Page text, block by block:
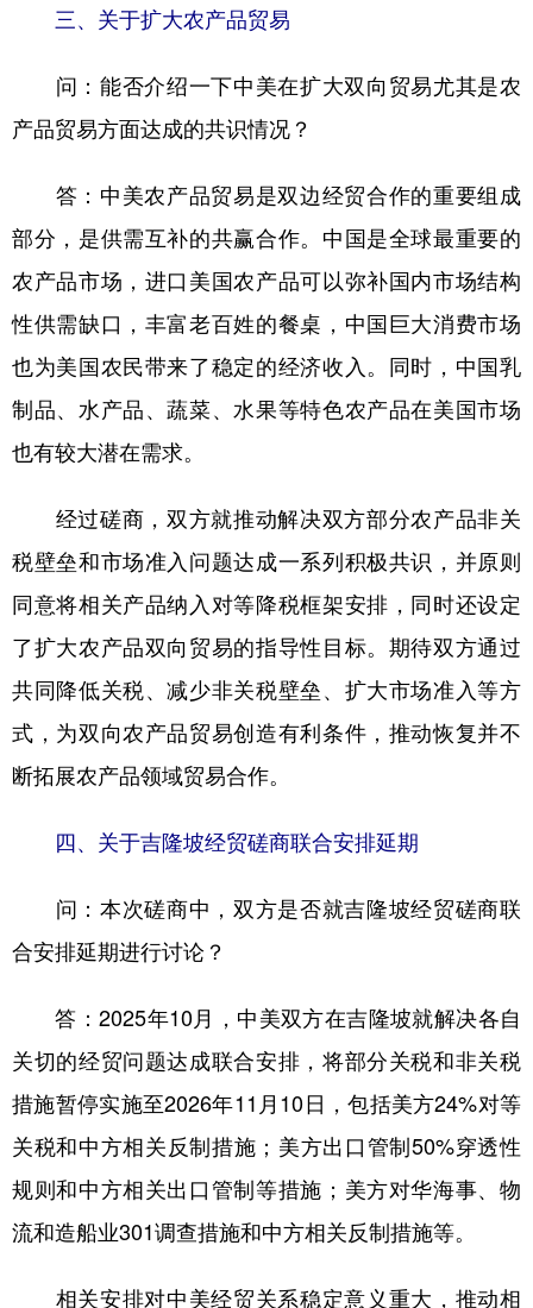
三、关于扩大农产品贸易
问：能否介绍一下中美在扩大双向贸易尤其是农
产品贸易方面达成的共识情况？
答：中美农产品贸易是双边经贸合作的重要组成
部分，是供需互补的共赢合作。中国是全球最重要的
农产品市场，进口美国农产品可以弥补国内市场结构
性供需缺口，丰富老百姓的餐桌，中国巨大消费市场
也为美国农民带来了稳定的经济收入。同时，中国乳
制品、水产品、蔬菜、水果等特色农产品在美国市场
也有较大潜在需求。
经过磋商，双方就推动解决双方部分农产品非关
税壁垒和市场准入问题达成一系列积极共识，并原则
同意将相关产品纳入对等降税框架安排，同时还设定
了扩大农产品双向贸易的指导性目标。期待双方通过
共同降低关税、减少非关税壁垒、扩大市场准入等方
式，为双向农产品贸易创造有利条件，推动恢复并不
断拓展农产品领域贸易合作。
四、关于吉隆坡经贸磋商联合安排延期
问：本次磋商中，双方是否就吉隆坡经贸磋商联
合安排延期进行讨论？
答：2025年10月，中美双方在吉隆坡就解决各自
关切的经贸问题达成联合安排，将部分关税和非关税
措施暂停实施至2026年11月10日，包括美方24%对等
关税和中方相关反制措施；美方出口管制50%穿透性
规则和中方相关出口管制等措施；美方对华海事、物
流和造船业301调查措施和中方相关反制措施等。
相关安排对中美经贸关系稳定意义重大，推动相